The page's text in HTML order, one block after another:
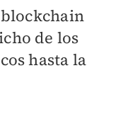
de los
hasta la